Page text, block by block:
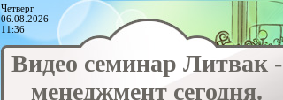
Четверг
06.08.2026
11:36
Видео семинар Литвак -
менеджмент сегодня.